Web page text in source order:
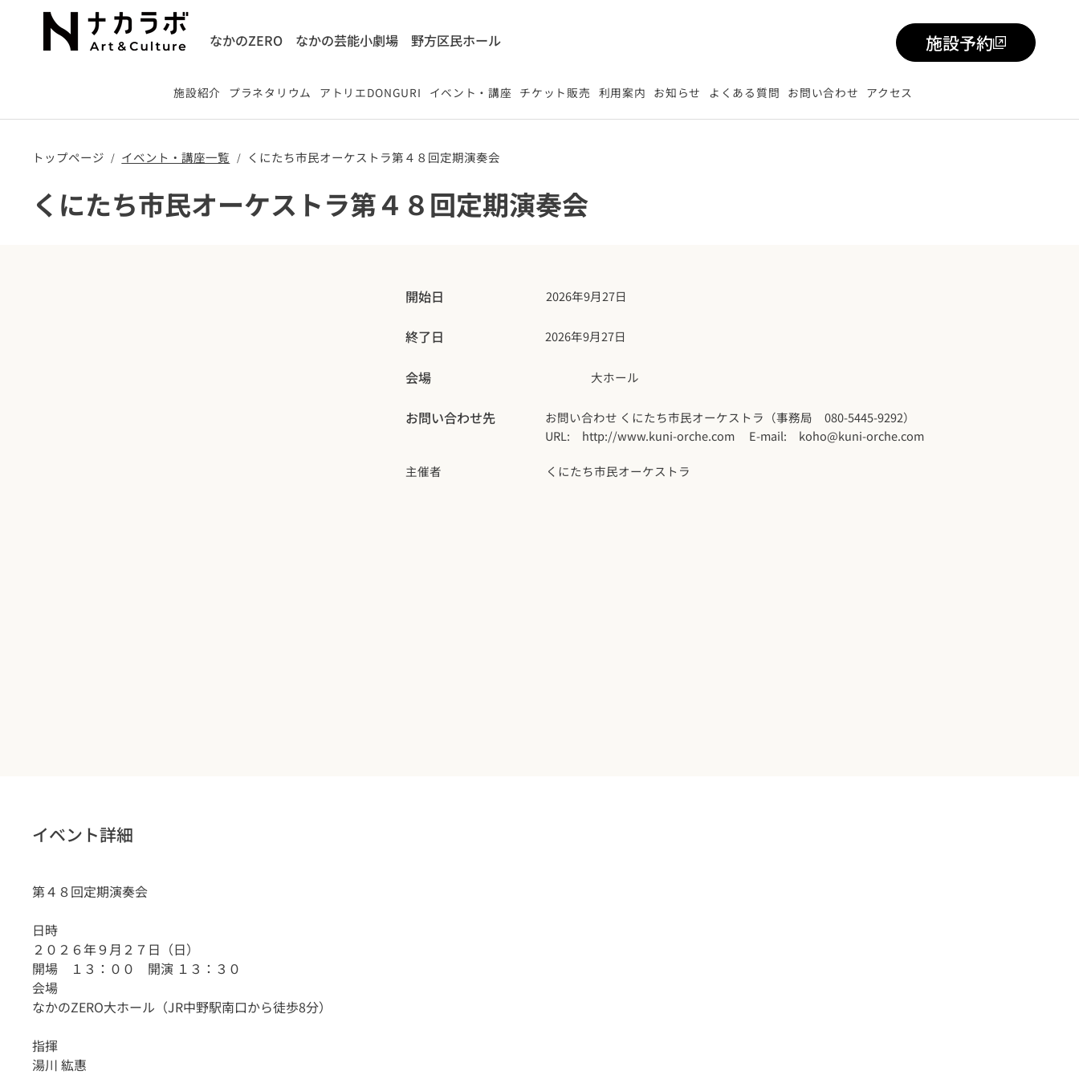
なかのZERO なかの芸能小劇場 ​野方区民ホール 施設予約
施設紹介 プラネタリウム アトリエDONGURI イベント・講座 チケット販売 利用案内 お知らせ よくある質問 お問い合わせ アクセス
トップページ / ​イベント・講座一覧 / くにたち市民オーケストラ第４８回定期演奏会
くにたち市民オーケストラ第４８回定期演奏会
開始日 2026年9月27日
終了日 2026年9月27日
会場 大ホール
お問い合わせ先
お問い合わせ くにたち市民オーケストラ（事務局 080-5445-9292）
URL: http://www.kuni-orche.com E-mail: koho@kuni-orche.com
主催者 くにたち市民オーケストラ
イベント詳細
第４８回定期演奏会
日時
２０２６年９月２７日（日）
開場　１３：００　開演 １３：３０
会場
なかのZERO大ホール（JR中野駅南口から徒歩8分）
指揮
湯川 紘惠